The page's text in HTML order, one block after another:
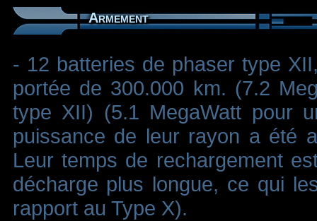
Armement
- 12 batteries de phaser type
portée de 300.000 km. (7.2
type XII) (5.1 MegaWatt pour
puissance de leur rayon a été
Leur temps de rechargement
décharge plus longue, ce qui
rapport au Type X).